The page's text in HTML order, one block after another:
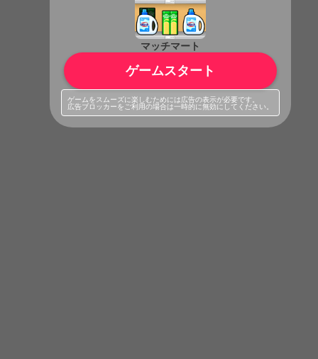
マッチマート
ゲームスタート
ゲームをスムーズに楽しむためには広告の表示が必要です。
広告ブロッカーをご利用の場合は一時的に無効にしてください。